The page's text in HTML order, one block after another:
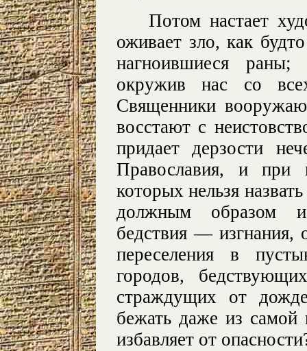
Потом настает
оживает зло, как
нагноившиеся
окружив нас со
Священники
восстают с
придает дерзости
Православия, и при
которых нельзя
должным образом
бедствия — изгнания,
переселения в
городов,
страждущих от
бежать даже из
избавляет от